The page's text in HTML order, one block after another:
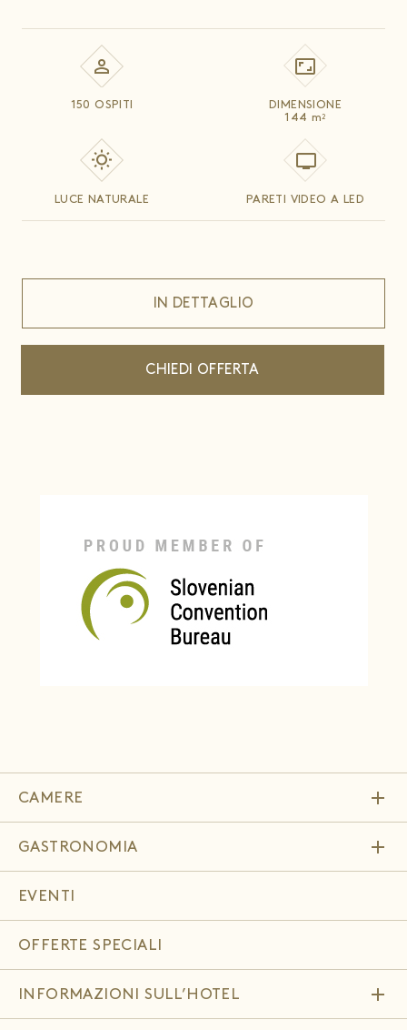
150 OSPITI
DIMENSIONE
144 m2
LUCE NATURALE PARETI VIDEO A LED
IN DETTAGLIO
CHIEDI OFFERTA
CAMERE add
GASTRONOMIA add
EVENTI
OFFERTE SPECIALI
INFORMAZIONI SULL’HOTEL add